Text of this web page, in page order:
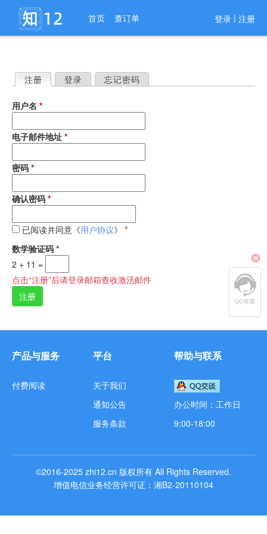
首页
查订单 登录 | 注册
标
签
注册 （活动标签）
登录 忘记密码
用户名 *
电子邮件地址 *
密码 *
确认密码 *
已阅读并同意《用户协议》 *
数学验证码 *
2 + 11 =
点击“注册”后请登录邮箱查收激活邮件
产品与服务
付费阅读
平台
关于我们
通知公告
服务条款
帮助与联系
办公时间：工作日
9:00-18:00
©2016-2025 zhi12.cn 版权所有 All Rights Reserved.
增值电信业务经营许可证：湘B2-20110104